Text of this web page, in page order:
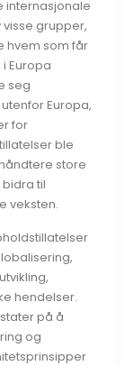
internasjonale
grupper,
hvem som får
Europa
seg
Europa,
for
ble
store
til
veksten.
hendelser.
på å
og